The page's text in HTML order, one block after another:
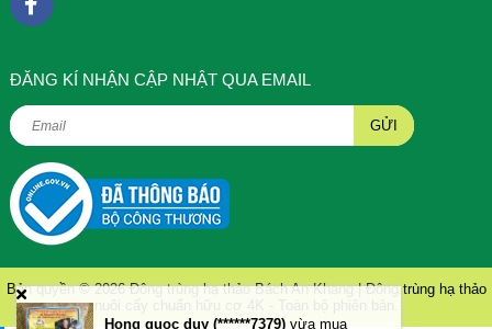
ÐĂNG KÍ NHẬN CẬP NHẬT QUA EMAIL
GỬI
Bản quyền © 2026Đông trùng hạ thảo Bách An Khang | Đông trùng hạ thảo
Hong quoc duy (******7379) vừa mua